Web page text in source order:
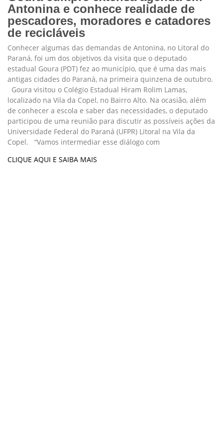
Antonina e conhece realidade de
pescadores, moradores e catadores
de recicláveis
Conhecer algumas das demandas de Antonina, no Litoral do
Paraná, foi um dos objetivos da visita que o deputado
estadual Goura (PDT) fez ao município, que é uma das mais
antigas cidades do Paraná, na primeira quinzena de outubro.
Goura visitou o Colégio Estadual Hiram Rolim Lamas,
localizado na Vila da Copel, no Bairro Alto. Na ocasião, além
de conhecer a escola e saber das necessidades, o deputado
participou de uma reunião para discutir as possíveis ações da
Universidade Federal do Paraná (UFPR) Litoral na Vila da
Copel. “Vamos intermediar esse diálogo com
CLIQUE AQUI E SAIBA MAIS